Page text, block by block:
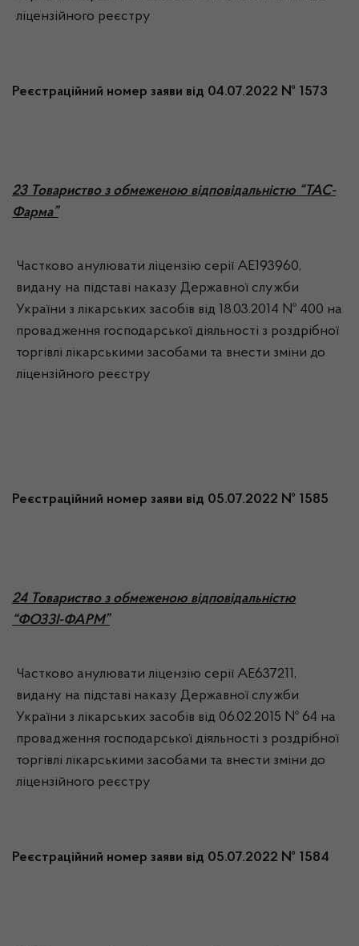
ліцензійного реєстру
Реєстраційний номер заяви від 04.07.2022 № 1573
23 Товариство з обмеженою відповідальністю “ТАС-
Фарма”
Частково анулювати ліцензію серії АЕ193960,
видану на підставі наказу Державної служби
України з лікарських засобів від 18.03.2014 № 400 на
провадження господарської діяльності з роздрібної
торгівлі лікарськими засобами та внести зміни до
ліцензійного реєстру
Реєстраційний номер заяви від 05.07.2022 № 1585
24 Товариство з обмеженою відповідальністю
“ФОЗЗІ-ФАРМ”
Частково анулювати ліцензію серії АЕ637211,
видану на підставі наказу Державної служби
України з лікарських засобів від 06.02.2015 № 64 на
провадження господарської діяльності з роздрібної
торгівлі лікарськими засобами та внести зміни до
ліцензійного реєстру
Реєстраційний номер заяви від 05.07.2022 № 1584